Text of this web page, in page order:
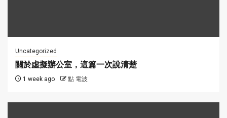
Uncategorized
關於虛擬辦公室，這篇一次說清楚
1 week ago 點 電波